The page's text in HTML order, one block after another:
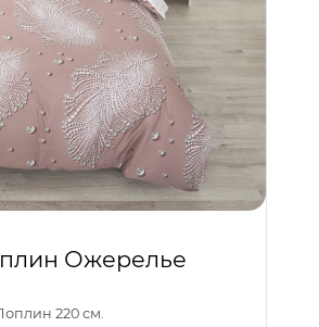
Ожерелье
220 см.